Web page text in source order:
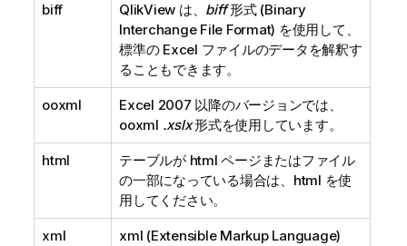
biff QlikView は、 biff形式 (Binary
Interchange File Format) を使用して、
標準の Excel ファイルのデータを解釈す
ることもできます。
ooxml Excel 2007 以降のバージョンでは、
ooxml .xslx形式を使用しています。
html テーブルが html ページまたはファイル
の一部になっている場合は、 html を使
用してください。
xml xml (Extensible Markup Language)